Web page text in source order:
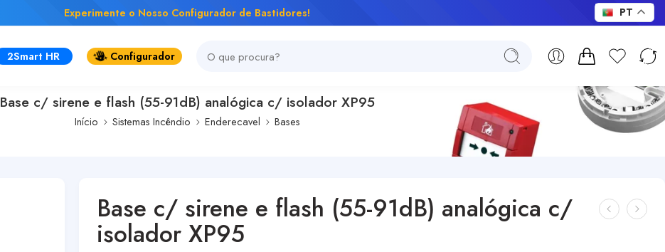
Experimente o Nosso Configurador de Bastidores!
2Smart HR Configurador
Base c/ sirene e flash (55-91dB) analógica c/ isolador XP95
Início Sistemas Incêndio Enderecavel Bases
Base c/ sirene e flash (55-91dB) analógica c/
isolador XP95
PT